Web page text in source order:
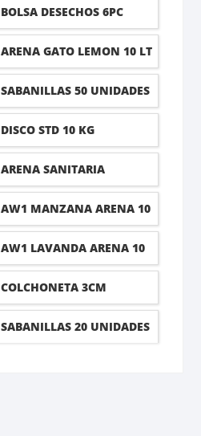
BOLSA DESECHOS 6PC
ARENA GATO LEMON 10 LT
SABANILLAS 50 UNIDADES
TALLA M 60X45CM
DISCO STD 10 KG
ARENA SANITARIA
LAVANDA 8KG
AW1 MANZANA ARENA 10
LT
AW1 LAVANDA ARENA 10
LT
COLCHONETA 3CM
SABANILLAS 20 UNIDADES